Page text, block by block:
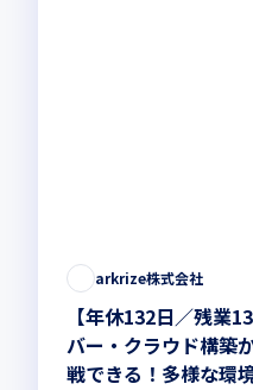
arkrize株式会社
【年休132日／残業
バー・クラウド構築
戦できる！多様な環